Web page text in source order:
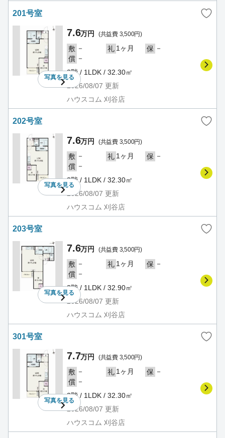
201号室
写真を見る
7.6万円 (共益費 3,500円)
敷 － 礼 1ヶ月 保 －
償 －
2階 / 1LDK / 32.30㎡
2026/08/07 更新
ハウスコム 刈谷店
202号室
写真を見る
7.6万円 (共益費 3,500円)
敷 － 礼 1ヶ月 保 －
償 －
2階 / 1LDK / 32.30㎡
2026/08/07 更新
ハウスコム 刈谷店
203号室
写真を見る
7.6万円 (共益費 3,500円)
敷 － 礼 1ヶ月 保 －
償 －
2階 / 1LDK / 32.90㎡
2026/08/07 更新
ハウスコム 刈谷店
301号室
写真を見る
7.7万円 (共益費 3,500円)
敷 － 礼 1ヶ月 保 －
償 －
3階 / 1LDK / 32.30㎡
2026/08/07 更新
ハウスコム 刈谷店